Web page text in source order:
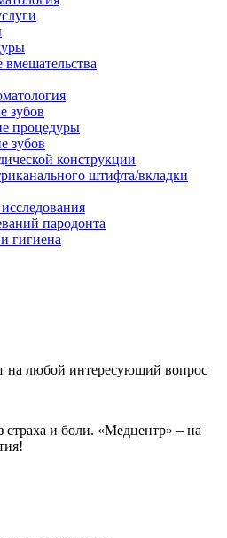
зубов
процедуры
зубов
конструкции
штифта/вкладки
пародонта
гигиена
на любой интересующий вопрос
и боли. «Медцентр» – на